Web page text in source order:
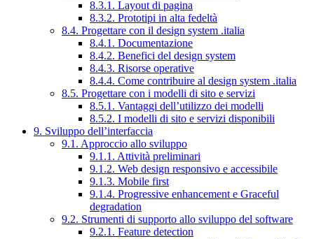
8.3.1. Layout di pagina
8.3.2. Prototipi in alta fedeltà
8.4. Progettare con il design system .italia
8.4.1. Documentazione
8.4.2. Benefici del design system
8.4.3. Risorse operative
8.4.4. Come contribuire al design system .italia
8.5. Progettare con i modelli di sito e servizi
8.5.1. Vantaggi dell’utilizzo dei modelli
8.5.2. I modelli di sito e servizi disponibili
9. Sviluppo dell’interfaccia
9.1. Approccio allo sviluppo
9.1.1. Attività preliminari
9.1.2. Web design responsivo e accessibile
9.1.3. Mobile first
9.1.4. Progressive enhancement e Graceful
degradation
9.2. Strumenti di supporto allo sviluppo del software
9.2.1. Feature detection